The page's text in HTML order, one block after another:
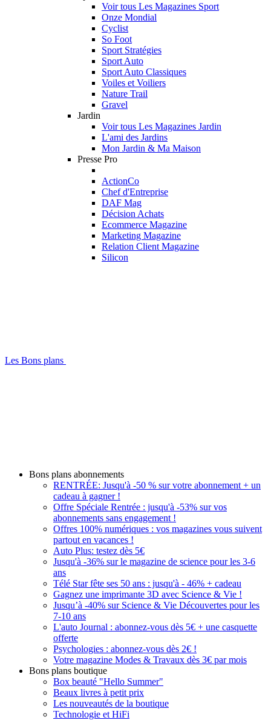
Voir tous Les Magazines Sport
Onze Mondial
Cyclist
So Foot
Sport Stratégies
Sport Auto
Sport Auto Classiques
Voiles et Voiliers
Nature Trail
Gravel
Jardin
Voir tous Les Magazines Jardin
L'ami des Jardins
Mon Jardin & Ma Maison
Presse Pro
ActionCo
Chef d'Entreprise
DAF Mag
Décision Achats
Ecommerce Magazine
Marketing Magazine
Relation Client Magazine
Silicon
Les Bons plans
Bons plans abonnements
RENTRÉE: Jusqu'à -50 % sur votre abonnement + un
cadeau à gagner !
Offre Spéciale Rentrée : jusqu'à -53% sur vos
abonnements sans engagement !
Offres 100% numériques : vos magazines vous suivent
partout en vacances !
Auto Plus: testez dès 5€
Jusqu'à -36% sur le magazine de science pour les 3-6
ans
Télé Star fête ses 50 ans : jusqu'à - 46% + cadeau
Gagnez une imprimante 3D avec Science & Vie !
Jusqu’à -40% sur Science & Vie Découvertes pour les
7-10 ans
L'auto Journal : abonnez-vous dès 5€ + une casquette
offerte
Psychologies : abonnez-vous dès 2€ !
Votre magazine Modes & Travaux dès 3€ par mois
Bons plans boutique
Box beauté "Hello Summer"
Beaux livres à petit prix
Les nouveautés de la boutique
Technologie et HiFi